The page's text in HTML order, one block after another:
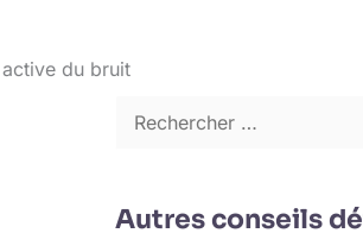
du bruit
c
Autres conseils